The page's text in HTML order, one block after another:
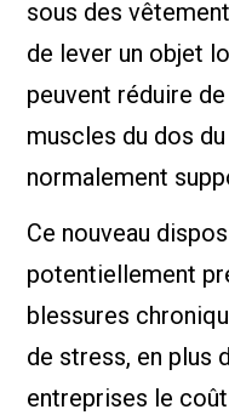
sous des
de lever un objet
peuvent réduire
muscles du dos
normalement
Ce nouveau
potentiellement
blessures
de stress, en plus
entreprises le